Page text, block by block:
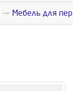
Мебель для